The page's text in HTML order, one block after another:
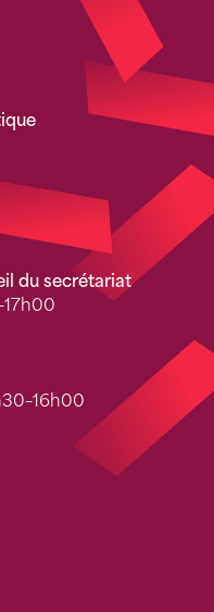
du secrétariat